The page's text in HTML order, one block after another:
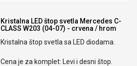
Kristalna LED štop svetla Mercedes C-
CLASS W203 (04-07) - crvena / hrom
Kristalna štop svetla sa LED diodama.
Cena je za komplet: Levi i desni štop.